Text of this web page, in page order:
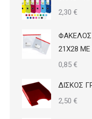
2,30 €
ΦΑΚΕΛΟΣ
21Χ28 ΜΕ
0,85 €
ΔΙΣΚΟΣ
2,50 €